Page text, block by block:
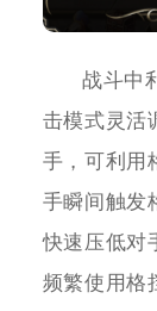
战斗中
击模式灵活
手，可利用
手瞬间触发
快速压低对
频繁使用格